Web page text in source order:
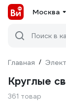
Москва
Поиск в
Главная /
Круглые
361 товар